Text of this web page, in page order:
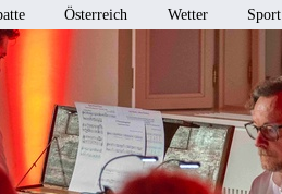
Österreich Wetter Sport